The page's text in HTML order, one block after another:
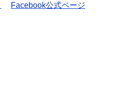
Facebook公式ページ